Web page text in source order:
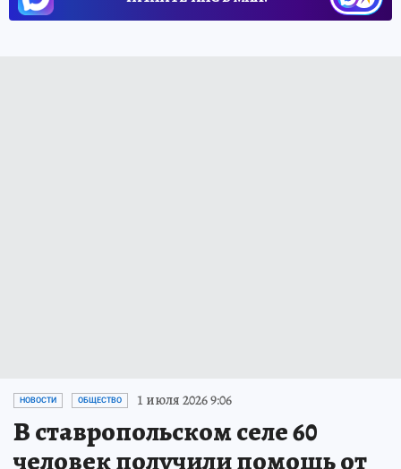
НОВОСТИ ОБЩЕСТВО 1 июля 2026 9:06
В ставропольском селе 60
человек получили помощь от